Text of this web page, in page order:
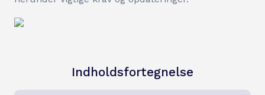
Indholdsfortegnelse